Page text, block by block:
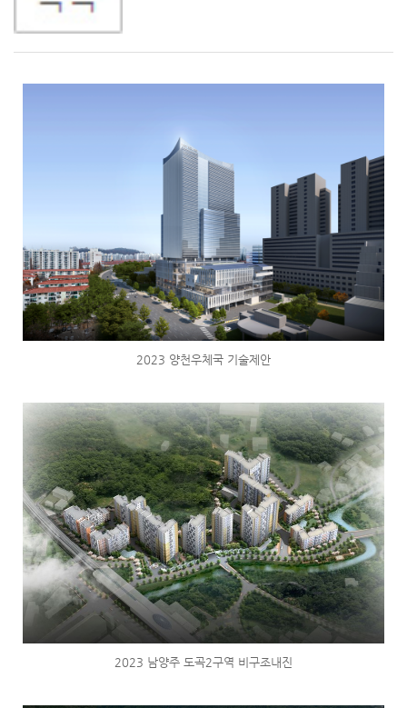
2023 양천우체국 기술제안
2023 남양주 도곡2구역 비구조내진